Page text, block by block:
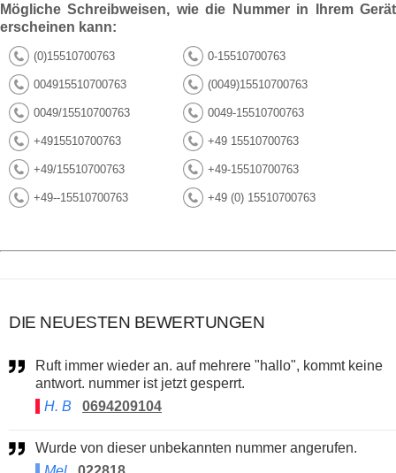
Mögliche Schreibweisen, wie die Nummer in Ihrem Gerät
erscheinen kann:
(0)15510700763 0-15510700763
004915510700763 (0049)15510700763
0049/15510700763 0049-15510700763
+4915510700763 +49 15510700763
+49/15510700763 +49-15510700763
+49--15510700763 +49 (0) 15510700763
DIE NEUESTEN BEWERTUNGEN
Ruft immer wieder an. auf mehrere "hallo", kommt keine
antwort. nummer ist jetzt gesperrt.
H. B
0694209104
Wurde von dieser unbekannten nummer angerufen.